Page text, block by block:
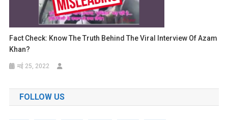
Fact Check: Know The Truth Behind The Viral Interview Of Azam
Khan?
मई 25, 2022
FOLLOW US